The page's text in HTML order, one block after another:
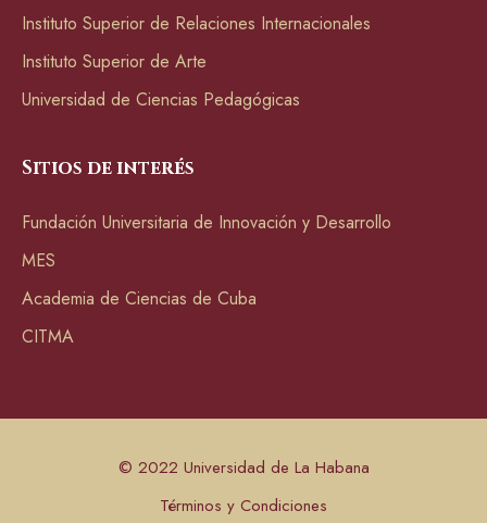
Instituto Superior de Relaciones Internacionales
Instituto Superior de Arte
Universidad de Ciencias Pedagógicas
Sitios de interés
Fundación Universitaria de Innovación y Desarrollo
MES
Academia de Ciencias de Cuba
CITMA
© 2022 Universidad de La Habana
Términos y Condiciones